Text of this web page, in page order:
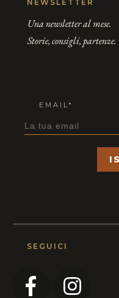
NEWSLETTER
Una newsletter al mese.
Storie, consigli, partenze.
EMAIL*
SEGUICI